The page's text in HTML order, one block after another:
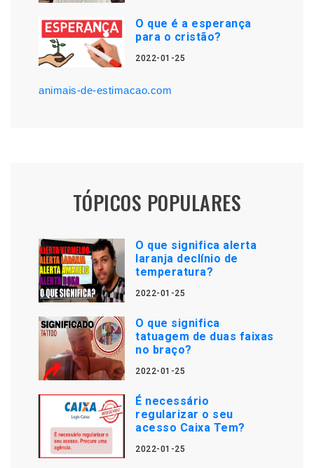
O que é a esperança
para o cristão?
2022-01-25
animais-de-estimacao.com
TÓPICOS POPULARES
O que significa alerta
laranja declínio de
temperatura?
2022-01-25
O que significa
tatuagem de duas faixas
no braço?
2022-01-25
É necessário
regularizar o seu
acesso Caixa Tem?
2022-01-25